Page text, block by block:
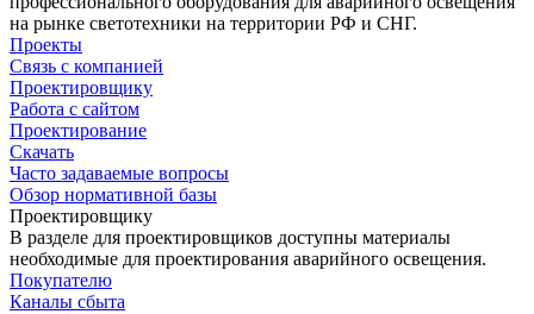
на рынке светотехники на территории РФ и СНГ.
Проекты
Связь с компанией
Проектировщику
Работа с сайтом
Проектирование
Скачать
Часто задаваемые вопросы
Обзор нормативной базы
Проектировщику
В разделе для проектировщиков доступны материалы
необходимые для проектирования аварийного освещения.
Покупателю
Каналы сбыта